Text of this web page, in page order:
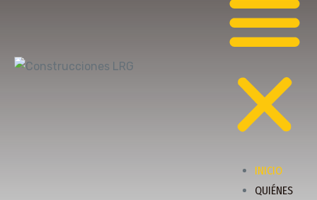
INICIO
QUIÉNES